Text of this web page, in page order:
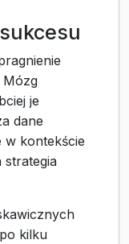
Mózg
je
dane
w kontekście
strategia
kilku